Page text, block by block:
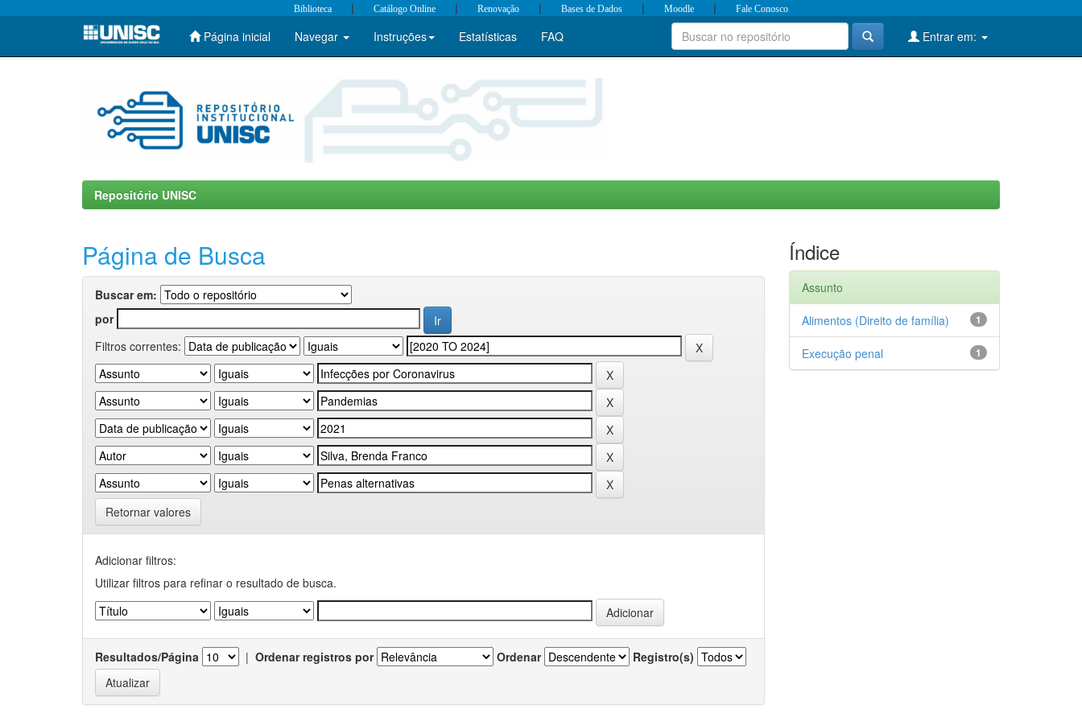
Skip
Biblioteca | Catálogo Online | Renovação | Bases de Dados | Moodle | Fale Conosco
Página inicial Navegar Instruções Estatísticas FAQ Entrar em:
Repositório UNISC
Página de Busca
Buscar em:
por
Filtros correntes:
Retornar valores
Adicionar filtros:
Utilizar filtros para refinar o resultado de busca.
Resultados/Página | Ordenar registros por Ordenar Registro(s)
Índice
Assunto
1
Alimentos (Direito de família)
1
Execução penal